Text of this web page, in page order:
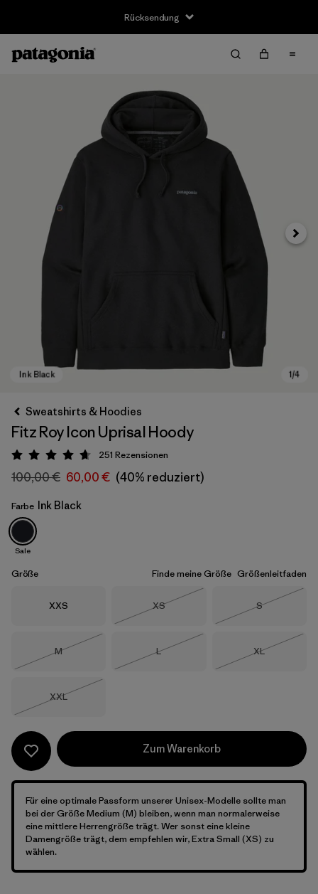
Rücksendung
Ink Black
Sweatshirts & Hoodies
Fitz Roy Icon Uprisal Hoody
Bewertung: 4.7 / 5
251 Rezensionen
100,00 € 60,00 € (40% reduziert)
Farbe Ink Black
Sale
Größe Finde meine Größe Größenleitfaden
Größe
XXS Größe
XS
Größe
S
Größe
M
Größe
L
Größe
XL
Größe
XXL
Zum Warenkorb
Für eine optimale Passform unserer Unisex-Modelle sollte man
bei der Größe Medium (M) bleiben, wenn man normalerweise
eine mittlere Herrengröße trägt. Wer sonst eine kleine
Damengröße trägt, dem empfehlen wir, Extra Small (XS) zu
wählen.